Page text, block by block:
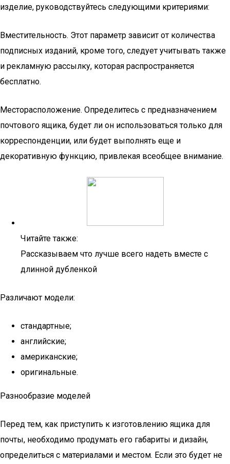
изделие, руководствуйтесь следующими критериями:
Вместительность. Этот параметр зависит от количества
подписных изданий, кроме того, следует учитывать также
и рекламную рассылку, которая распространяется
бесплатно.
Месторасположение. Определитесь с предназначением
почтового ящика, будет ли он использоваться только для
корреспонденции, или будет выполнять еще и
декоративную функцию, привлекая всеобщее внимание.
Читайте также:
Рассказываем что лучше всего надеть вместе с
длинной дубленкой
Различают модели:
стандартные;
английские;
американские;
оригинальные.
Разнообразие моделей
Перед тем, как приступить к изготовлению ящика для
почты, необходимо продумать его габариты и дизайн,
определиться с материалами и местом. Если это будет не